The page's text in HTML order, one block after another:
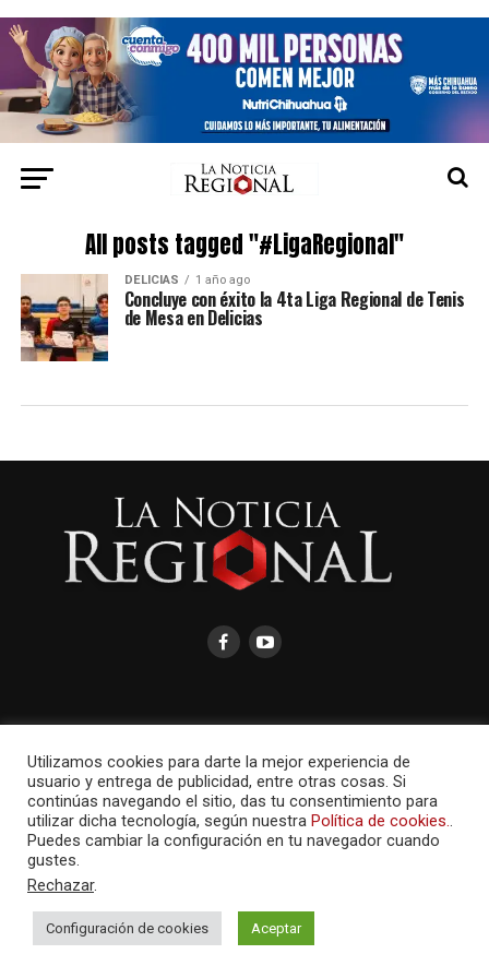
All posts tagged "#LigaRegional"
DELICIAS 1 año ago
Concluye con éxito la 4ta Liga Regional de Tenis
de Mesa en Delicias
AMAYCOM.NET
Utilizamos cookies para darte la mejor experiencia de
usuario y entrega de publicidad, entre otras cosas. Si
continúas navegando el sitio, das tu consentimiento para
utilizar dicha tecnología, según nuestra Política de cookies..
Puedes cambiar la configuración en tu navegador cuando
gustes.
Rechazar.
Configuración de cookies Aceptar